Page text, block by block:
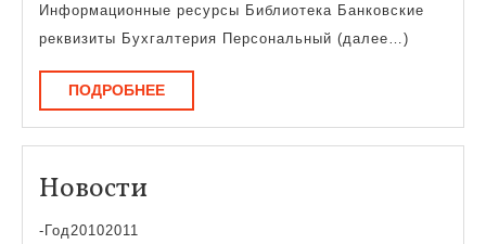
Информационные ресурсы Библиотека Банковские
реквизиты Бухгалтерия Персональный (далее…)
ПОДРОБНЕЕПОДРОБНЕЕ
Новости
-Год20102011